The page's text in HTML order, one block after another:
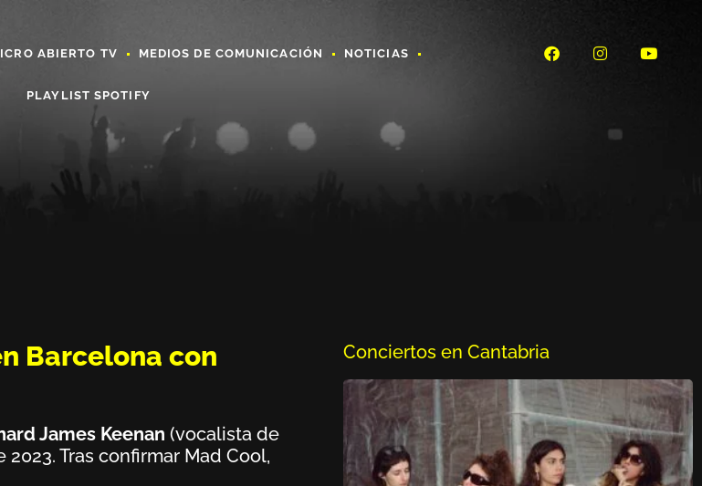
ABIERTO TV MEDIOS DE COMUNICACIÓN NOTICIAS
PLAYLIST SPOTIFY
Barcelona con
James Keenan (vocalista de
Tras confirmar Mad Cool,
Conciertos en Cantabria